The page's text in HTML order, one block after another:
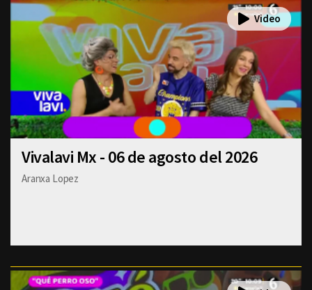
Vivalavi Mx - 06 de agosto del 2026
Aranxa Lopez